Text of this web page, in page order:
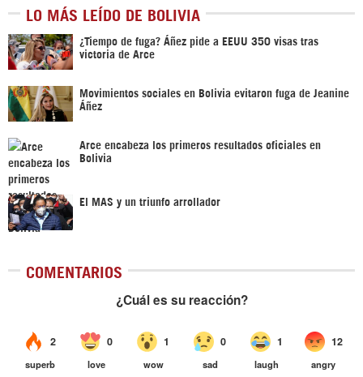
LO MÁS LEÍDO DE BOLIVIA
¿Tiempo de fuga? Áñez pide a EEUU 350 visas tras
victoria de Arce
Movimientos sociales en Bolivia evitaron fuga de Jeanine
Áñez
Arce encabeza los primeros resultados oficiales en
Bolivia
El MAS y un triunfo arrollador
COMENTARIOS